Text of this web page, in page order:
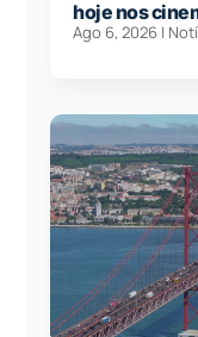
hoje nos
Ago 6, 2026 |